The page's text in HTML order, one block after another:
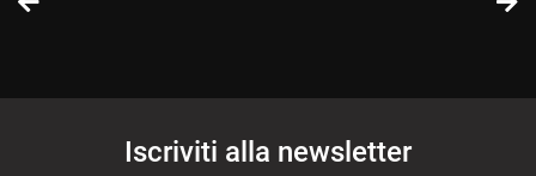
Iscriviti alla newsletter